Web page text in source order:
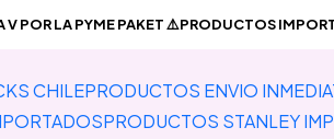
CHILEPRODUCTOS ENVIO
PRODUCTOS STANLEY
POR LA PYME PAKET ⚠️PRODUCTOS
Hebilla Retractil Preventa